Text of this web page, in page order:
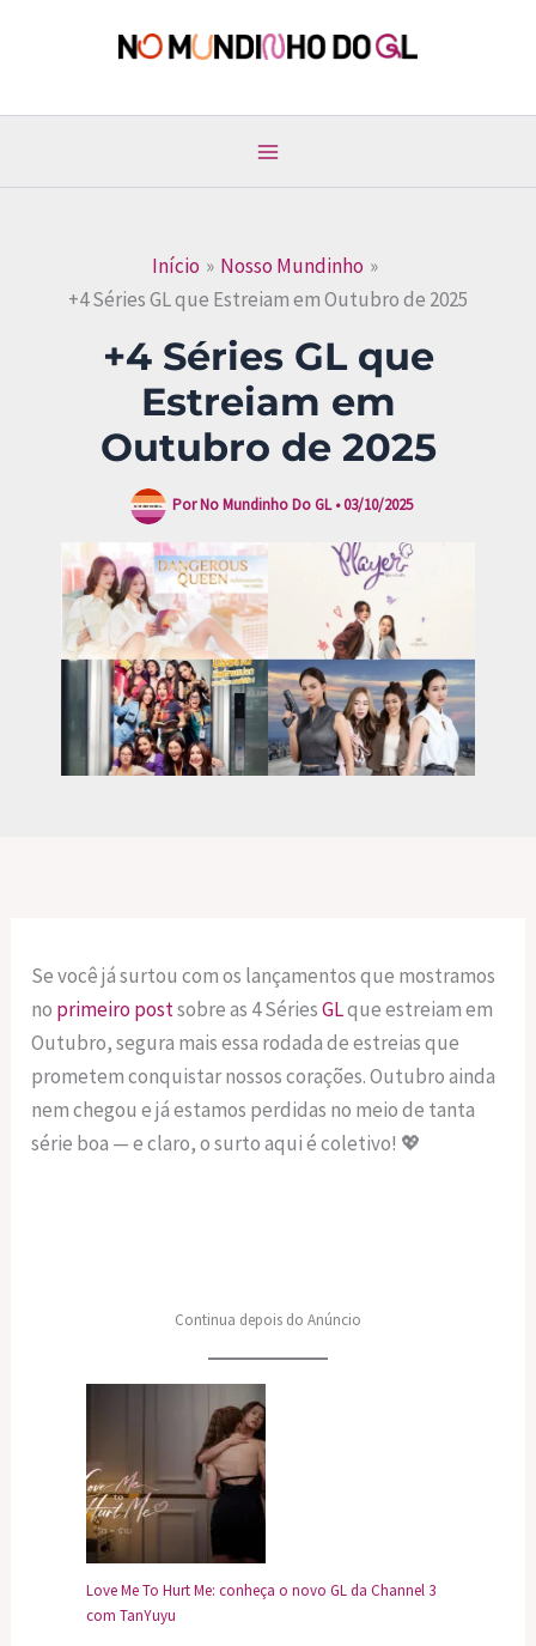
conteúdo
Início
Nosso Mundinho
+4 Séries GL que Estreiam em Outubro de 2025
+4 Séries GL que
Estreiam em
Outubro de 2025
PorNo Mundinho Do GL•03/10/2025
Se você já surtou com os lançamentos que mostramos
no primeiro postsobre as 4 SériesGLque estreiam em
Outubro, segura mais essa rodada de estreias que
prometem conquistar nossos corações. Outubro ainda
nem chegou e já estamos perdidas no meio de tanta
série boa — e claro, o surto aqui é coletivo! 💖
Continua depois do Anúncio
Love Me To Hurt Me: conheça o novo GL da Channel 3
com TanYuyu